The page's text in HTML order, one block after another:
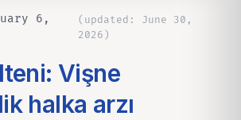
6,
( updated : June 30,
2026 )
Vişne
halka arzı